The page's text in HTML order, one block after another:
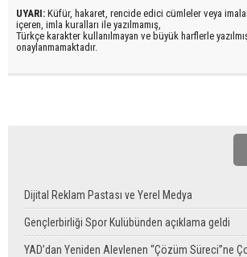
UYARI: Küfür, hakaret, rencide edici cümleler veya
içeren, imla kuralları ile yazılmamış,
Türkçe karakter kullanılmayan ve büyük harflerle
onaylanmamaktadır.
Dijital Reklam Pastası ve Yerel Medya
Gençlerbirliği Spor Kulübünden açıklama geldi
YAD’dan Yeniden Alevlenen “Çözüm Süreci”ne